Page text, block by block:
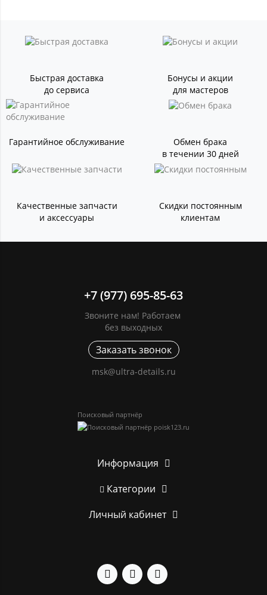
Быстрая доставка
до сервиса
Бонусы и акции
для мастеров
Гарантийное обслуживание
Обмен брака
в течении 30 дней
Качественные запчасти
и аксессуары
Скидки постоянным
клиентам
+7 (977) 695-85-63
Звоните нам! Работаем
без выходных
Заказать звонок
msk@ultra-details.ru
Поисковый партнёр
Информация
Категории
Личный кабинет